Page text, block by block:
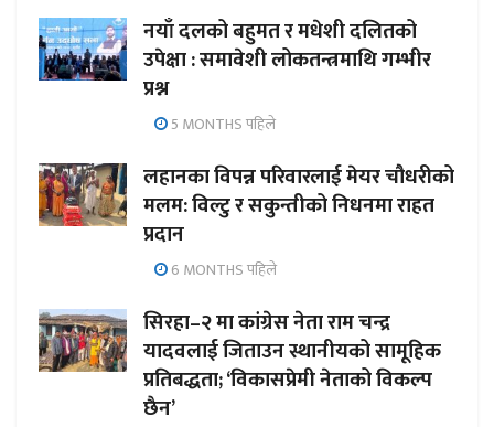
नयाँ दलको बहुमत र मधेशी दलितको
उपेक्षा : समावेशी लोकतन्त्रमाथि गम्भीर
प्रश्न
5 MONTHS पहिले
लहानका विपन्न परिवारलाई मेयर चौधरीको
मलम: विल्टु र सकुन्तीको निधनमा राहत
प्रदान
6 MONTHS पहिले
सिरहा–२ मा कांग्रेस नेता राम चन्द्र
यादवलाई जिताउन स्थानीयको सामूहिक
प्रतिबद्धता; ‘विकासप्रेमी नेताको विकल्प
छैन’